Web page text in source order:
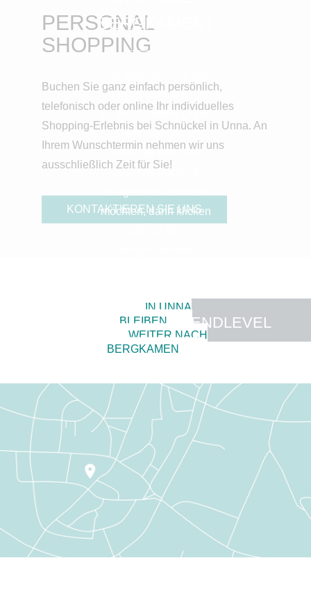
BERGKAMEN?
unserer Internetseite
für den Standort Unna.
Wenn Sie lieber
Informationen über
unseren Standort
möchten, dann klicken
IN UNNA
BLEIBEN
WEITER NACH
BERGKAMEN
PERSONAL
SHOPPING
Buchen Sie ganz einfach persönlich,
telefonisch oder online Ihr individuelles
Shopping-Erlebnis bei Schnückel in Unna. An
Ihrem Wunschtermin nehmen wir uns
ausschließlich Zeit für Sie!
KONTAKTIEREN SIE UNS
TRENDLEVEL